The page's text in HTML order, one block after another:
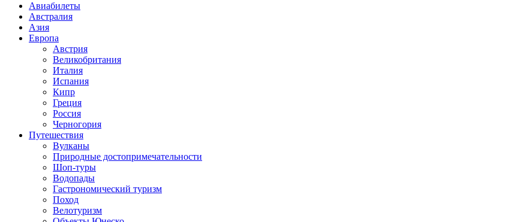
Авиабилеты
Австралия
Азия
Европа
Австрия
Великобритания
Италия
Испания
Кипр
Греция
Россия
Черногория
Путешествия
Вулканы
Природные достопримечательности
Шоп-туры
Водопады
Гастрономический туризм
Поход
Велотуризм